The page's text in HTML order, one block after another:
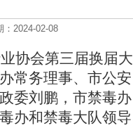
2024-02-08
协会第三届换届大
常务理事、市公安
委刘鹏，市禁毒办
办和禁毒大队领导